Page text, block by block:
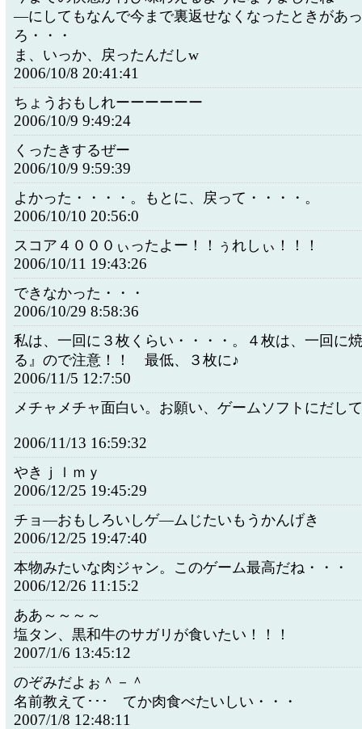
―にしてもなんで今まで裏返せなくなったときがあ
ろ・・・
ま、いっか、戻ったんだしw
2006/10/8 20:41:41
ちょうおもしれーーーーーー
2006/10/9 9:49:24
くったきするぜー
2006/10/9 9:59:39
よかった・・・・。もとに、戻って・・・・。
2006/10/10 20:56:0
スコア４０００ぃったよー！！ぅれしぃ！！！
2006/10/11 19:43:26
できなかった・・・
2006/10/29 8:58:36
私は、一回に３枚くらい・・・・。４枚は、一回に
る』ので注意！！ 最低、３枚に♪
2006/11/5 12:7:50
メチャメチャ面白い。お願い、ゲームソフトにだし
2006/11/13 16:59:32
やきｊｌｍｙ
2006/12/25 19:45:29
チョ―おもしろいしゲ―ムじたいもうかんげき
2006/12/25 19:47:40
本物みたいな肉ジャン。このゲーム最高だね・・・
2006/12/26 11:15:2
ああ～～～～
塩タン、黒和牛のサガリが食いたい！！！
2007/1/6 13:45:12
のぞみだよぉ＾－＾
名前教えて･･･ てか肉食べたいしい・・・
2007/1/8 12:48:11